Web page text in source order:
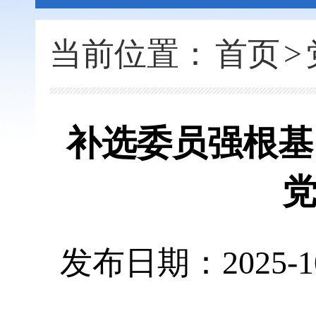
当前位置： 首页>
补选委员强根
发布日期：2025-